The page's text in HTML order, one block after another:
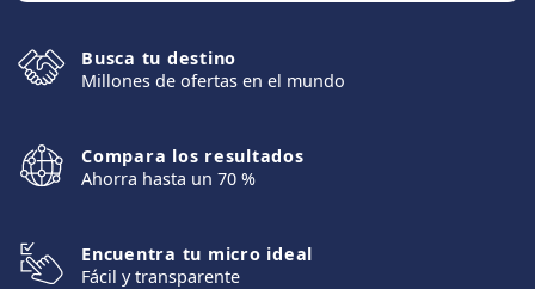
Busca tu destino
Millones de ofertas en el mundo
Compara los resultados
Ahorra hasta un 70 %
Encuentra tu micro ideal
Fácil y transparente